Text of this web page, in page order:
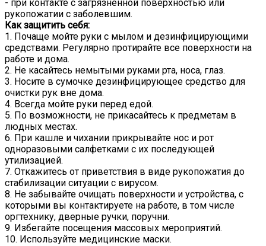
- при контакте с загрязнённой поверхностью или
рукопожатии с заболевшим.
Как защитить себя:
1. Почаще мойте руки с мылом и дезинфицирующими
средствами. Регулярно протирайте все поверхности на
работе и дома.
2. Не касайтесь немытыми руками рта, носа, глаз.
3. Носите в сумочке дезинфицирующее средство для
очистки рук вне дома.
4. Всегда мойте руки перед едой.
5. По возможности, не прикасайтесь к предметам в
людных местах.
6. При кашле и чихании прикрывайте нос и рот
одноразовыми салфетками с их последующей
утилизацией.
7. Откажитесь от приветствия в виде рукопожатия до
стабилизации ситуации с вирусом.
8. Не забывайте очищать поверхности и устройства, с
которыми вы контактируете на работе, в том числе
оргтехнику, дверные ручки, поручни.
9. Избегайте посещения массовых мероприятий.
10. Используйте медицинские маски.